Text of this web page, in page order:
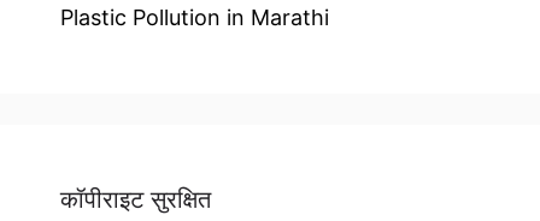
Plastic Pollution in Marathi
कॉपीराइट सुरक्षित